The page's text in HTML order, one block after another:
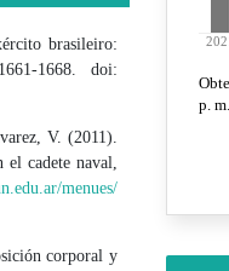
brasileiro:
1668. doi:
V. (2011).
el cadete naval,
menues/
corporal y